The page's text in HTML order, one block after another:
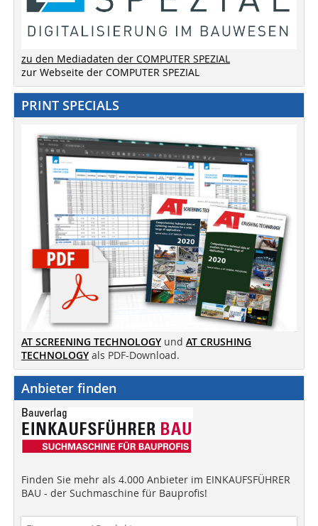
zu den Mediadaten der COMPUTER SPEZIAL
zur Webseite der COMPUTER SPEZIAL
PRINT SPECIALS
AT SCREENING TECHNOLOGY und AT CRUSHING
TECHNOLOGY als PDF-Download.
Anbieter finden
Finden Sie mehr als 4.000 Anbieter im EINKAUFSFÜHRER
BAU - der Suchmaschine für Bauprofis!